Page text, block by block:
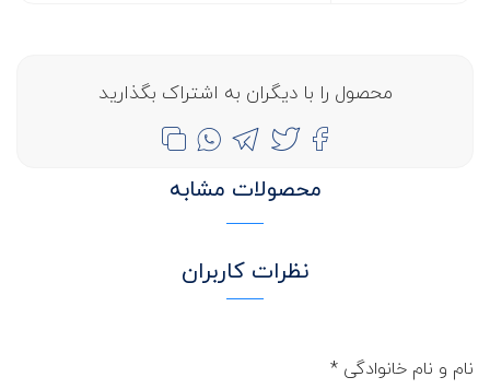
محصول را با دیگران به اشتراک بگذارید
محصولات مشابه
نظرات کاربران
نام و نام خانوادگی *